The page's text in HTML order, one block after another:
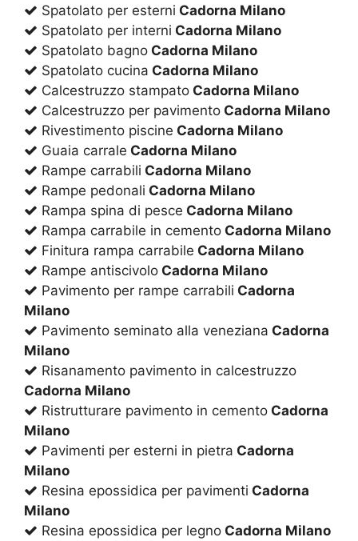
Spatolato per esterni Cadorna Milano
Spatolato per interni Cadorna Milano
Spatolato bagno Cadorna Milano
Spatolato cucina Cadorna Milano
Calcestruzzo stampato Cadorna Milano
Calcestruzzo per pavimento Cadorna Milano
Rivestimento piscine Cadorna Milano
Guaia carrale Cadorna Milano
Rampe carrabili Cadorna Milano
Rampe pedonali Cadorna Milano
Rampa spina di pesce Cadorna Milano
Rampa carrabile in cemento Cadorna Milano
Finitura rampa carrabile Cadorna Milano
Rampe antiscivolo Cadorna Milano
Pavimento per rampe carrabili Cadorna
Milano
Pavimento seminato alla veneziana Cadorna
Milano
Risanamento pavimento in calcestruzzo
Cadorna Milano
Ristrutturare pavimento in cemento Cadorna
Milano
Pavimenti per esterni in pietra Cadorna
Milano
Resina epossidica per pavimenti Cadorna
Milano
Resina epossidica per legno Cadorna Milano